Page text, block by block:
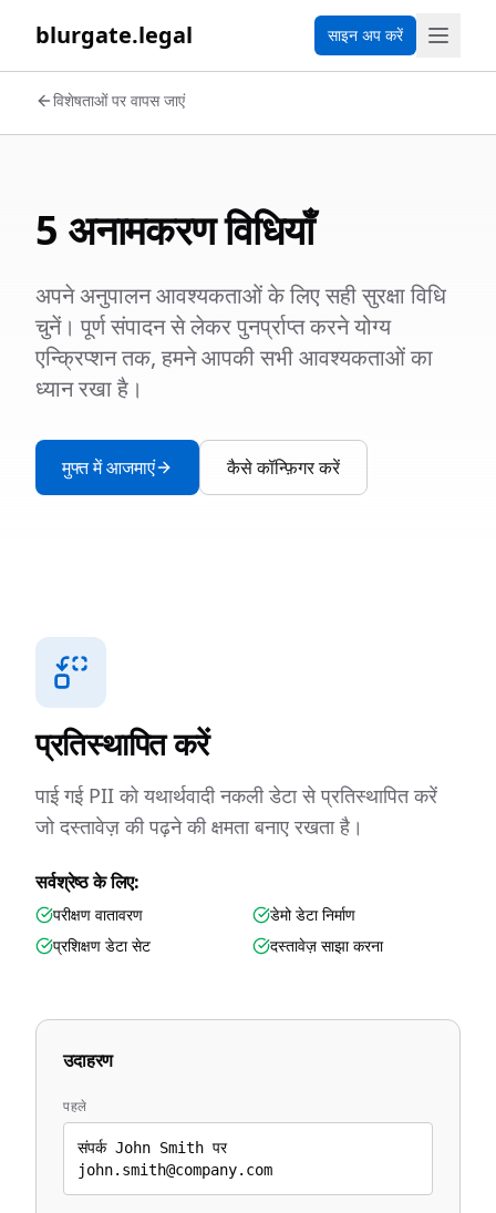
blurgate.legal साइन अप करें
विशेषताओं पर वापस जाएं
5 अनामकरण विधियाँ
अपने अनुपालन आवश्यकताओं के लिए सही सुरक्षा विधि
चुनें। पूर्ण संपादन से लेकर पुनर्प्राप्त करने योग्य
एन्क्रिप्शन तक, हमने आपकी सभी आवश्यकताओं का
ध्यान रखा है।
मुफ्त में आजमाएं कैसे कॉन्फ़िगर करें
प्रतिस्थापित करें
पाई गई PII को यथार्थवादी नकली डेटा से प्रतिस्थापित करें
जो दस्तावेज़ की पढ़ने की क्षमता बनाए रखता है।
सर्वश्रेष्ठ के लिए:
परीक्षण वातावरण
डेमो डेटा निर्माण
प्रशिक्षण डेटा सेट
दस्तावेज़ साझा करना
उदाहरण
पहले
संपर्क John Smith पर
john.smith@company.com